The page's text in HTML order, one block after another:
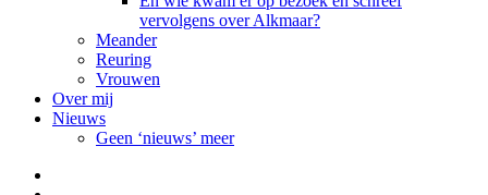
vervolgens over Alkmaar?
Meander
Reuring
Vrouwen
Over mij
Nieuws
Geen ‘nieuws’ meer